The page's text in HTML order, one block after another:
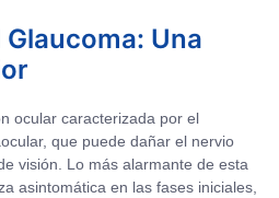
Una
ocular caracterizada por el
que puede dañar el nervio
visión. Lo más alarmante de esta
asintomática en las fases iniciales,